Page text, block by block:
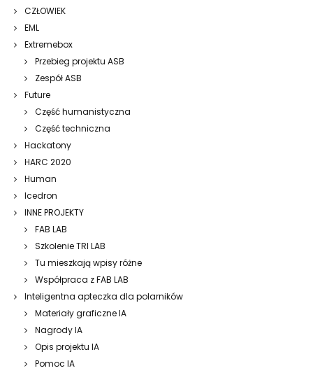
CZŁOWIEK
EML
Extremebox
Przebieg projektu ASB
Zespół ASB
Future
Część humanistyczna
Część techniczna
Hackatony
HARC 2020
Human
Icedron
INNE PROJEKTY
FAB LAB
Szkolenie TRI LAB
Tu mieszkają wpisy różne
Współpraca z FAB LAB
Inteligentna apteczka dla polarników
Materiały graficzne IA
Nagrody IA
Opis projektu IA
Pomoc IA